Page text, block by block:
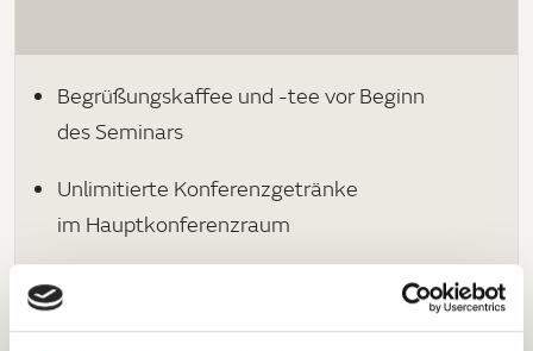
Begrüßungskaffee und -tee vor Beginn
des Seminars
Unlimitierte Konferenzgetränke
im Hauptkonferenzraum
Unlimitierte Getränke zum Lunch und/oder
Dinner (alkoholfrei, Kaffee, Tee)